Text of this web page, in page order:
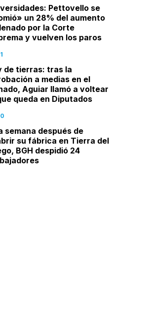
Pettovello se
un 28% del aumento
por la Corte
y vuelven los paros
de tierras: tras la
a medias en el
Aguiar llamó a voltear
queda en Diputados
semana después de
su fábrica en Tierra del
BGH despidió 24